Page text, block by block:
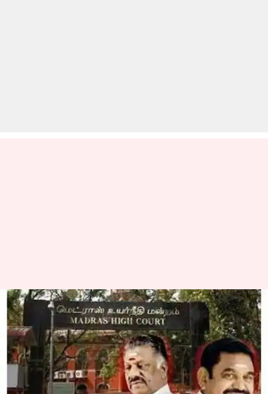
அதிமுக பொதுக்குழு
தீர்மானங்களுக்கு
தடைவிதிக்க சென்னை
உயர்நீதிமன்றம் மறுப்பு
எழுதியவர் Nivetha P Mar 03, 2023 01:14 pm